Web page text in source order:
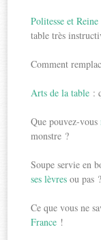
Politesse et
table très
Comment
Arts de la table :
Que pouvez-vous
monstre ?
Soupe servie en
ses lèvres ou pas ?
Ce que vous ne
France !